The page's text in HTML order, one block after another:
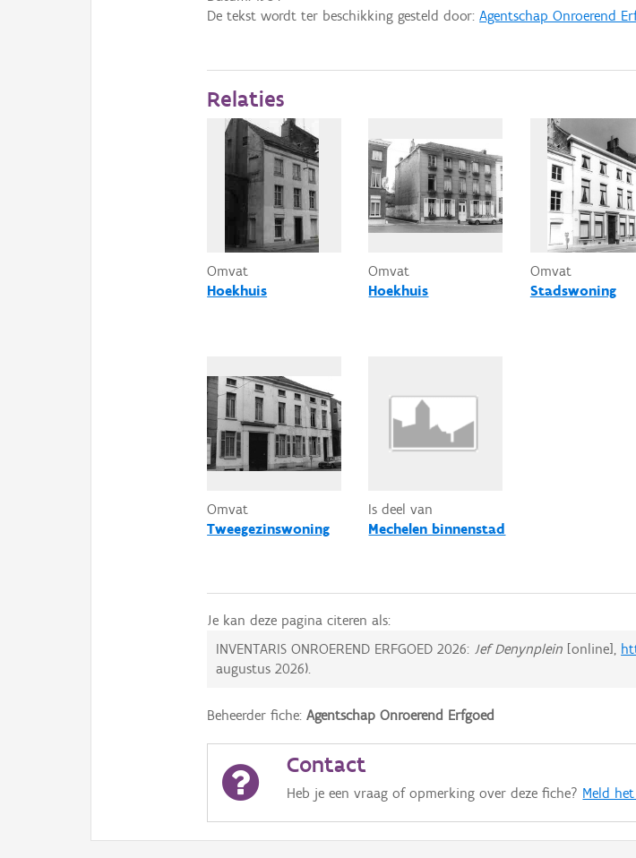
De tekst wordt ter beschikking gesteld door:Agentschap Onroerend
Relaties
Omvat
Hoekhuis
Omvat
Hoekhuis
Omvat
Stadswoning
Omvat
Tweegezinswoning
Is deel van
Mechelen binnenstad
Je kan deze pagina citeren als:
INVENTARIS ONROEREND ERFGOED 2026: Jef Denynplein [online],
augustus 2026).
Beheerder fiche:Agentschap Onroerend Erfgoed
Contact
Heb je een vraag of opmerking over deze fiche? Meld